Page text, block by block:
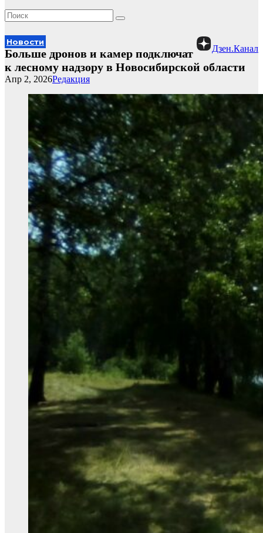
Новости
Дзен.Канал
Больше дронов и камер подключат
к лесному надзору в Новосибирской области
Редакция
Апр 2, 2026